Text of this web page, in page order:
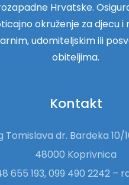
Hrvatske.
okruženje za djecu i
udomiteljskim ili
obiteljima.
Kontakt
Tomislava dr. Bardeka 10/
48000 Koprivnica
655 193, 099 490 2242 –